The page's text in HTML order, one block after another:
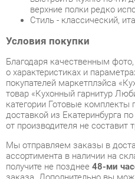
Благодаря качественным
о характеристиках и
товар «Кухонный гарнитур
доставкой из Екатеринбурга по
от производителя не составит
Мы отправляем заказы в
ассортимента в наличии на
получите не позднее48-ми
заказа. Дополнительно вы
Срок доставки в другие
на складах производителей,
Уточнить наличие, срок и